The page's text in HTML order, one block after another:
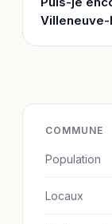
COMMUNE
Population
Locaux